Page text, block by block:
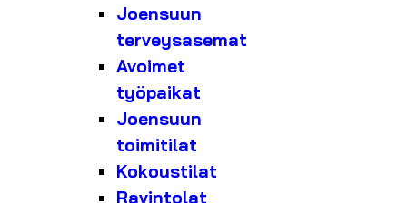
Joensuun
terveysasemat
Avoimet
työpaikat
Joensuun
toimitilat
Kokoustilat
Ravintolat